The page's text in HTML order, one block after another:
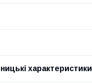
характеристики